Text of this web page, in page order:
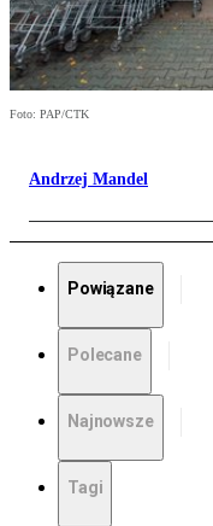
Foto: PAP/CTK
Andrzej Mandel
Powiązane
Polecane
Najnowsze
Tagi